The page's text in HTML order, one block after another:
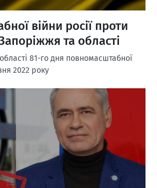
війни росії проти
та області
81-го дня повномасштабної
2022 року